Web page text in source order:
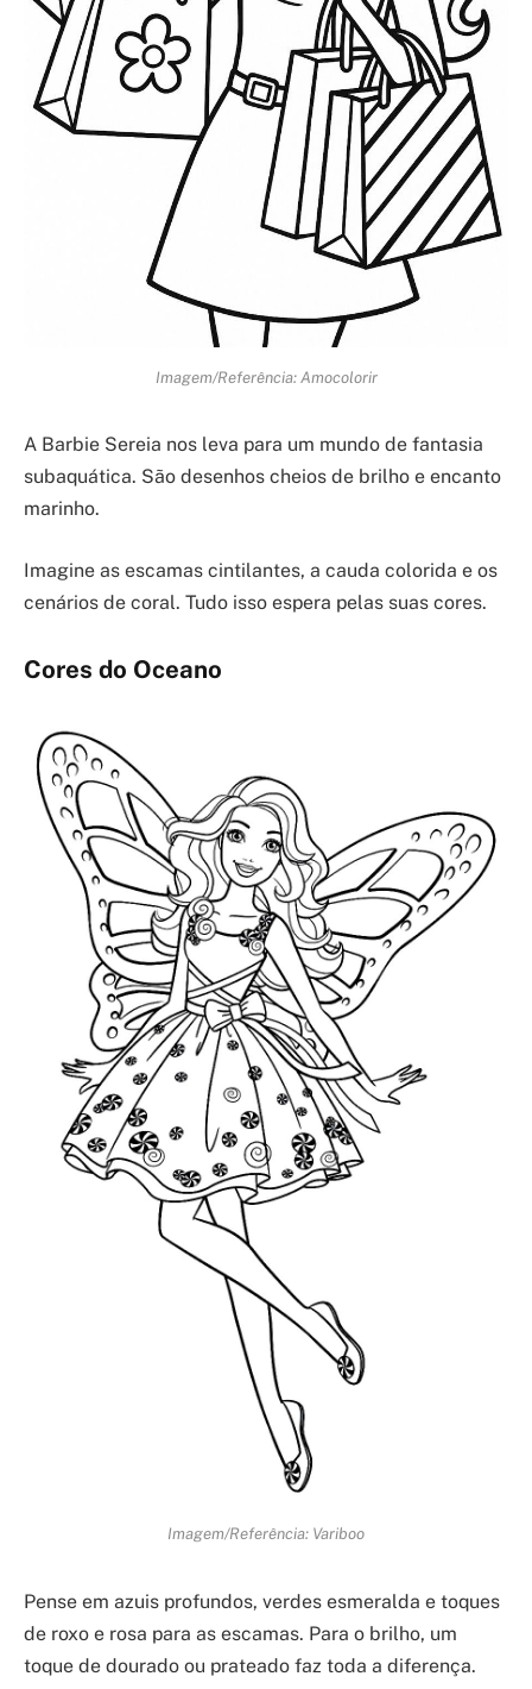
Imagem/Referência: Amocolorir
A Barbie Sereia nos leva para um mundo de fantasia
subaquática. São desenhos cheios de brilho e encanto
marinho.
Imagine as escamas cintilantes, a cauda colorida e os
cenários de coral. Tudo isso espera pelas suas cores.
Cores do Oceano
Imagem/Referência: Variboo
Pense em azuis profundos, verdes esmeralda e toques
de roxo e rosa para as escamas. Para o brilho, um
toque de dourado ou prateado faz toda a diferença.